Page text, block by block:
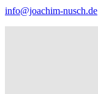
info@joachim-nusch.de